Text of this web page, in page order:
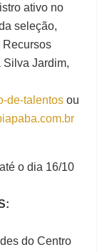
ativo no
seleção,
Recursos
Silva Jardim,
de-talentos ou
o dia 16/10
do Centro